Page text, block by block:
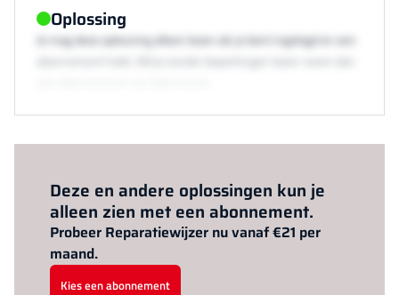
Oplossing
Je mag deze oplossing alleen lezen als je bent ingelogd en een
Deze en andere oplossingen kun je
alleen zien met een abonnement.
Probeer Reparatiewijzer nu vanaf €21 per
maand.
Kies een abonnement